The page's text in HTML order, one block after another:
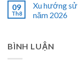
09
Th8
Xu hướng
năm 2026
BÌNH LUẬN